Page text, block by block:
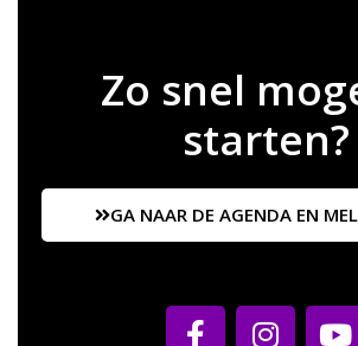
Zo snel
starten?
GA NAAR DE AGENDA EN